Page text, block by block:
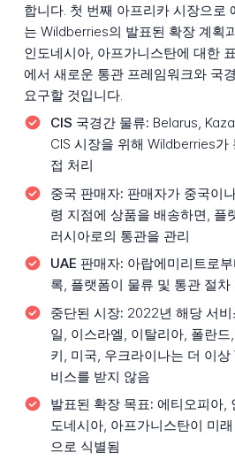
합니다. 첫 번째 아프리카 시장으로
는 Wildberries의 발표된 확장 계획
인도네시아, 아프가니스탄에 대한
에서 새로운 통관 프레임워크와 국
요구할 것입니다.
CIS 국경간 물류: Belarus,
CIS 시장을 위해 Wildberries가
접 처리
중국 판매자: 판매자가 중국이
령 지점에 상품을 배송하면, 플
러시아로의 통관을 관리
UAE 판매자: 아랍에미리트로
록, 플랫폼이 물류 및 통관 절차
중단된 시장: 2022년 해당 서
일, 이스라엘, 이탈리아, 폴란
키, 미국, 우크라이나는 더 이
비스를 받지 않음
발표된 확장 목표: 에티오피아,
도네시아, 아프가니스탄이 미
으로 식별됨